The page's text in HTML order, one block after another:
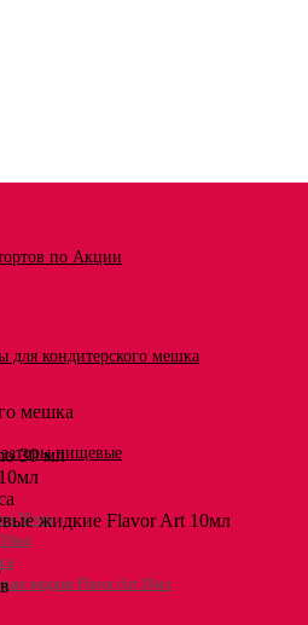
по Акции
для кондитерского мешка
пищевые
30 мл
жидкие Flavor Art 10мл
мешка
30 мл
жидкие Flavor Art 10мл